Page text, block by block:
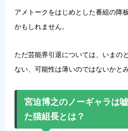
アメトークをはじめとした番組の降
かもしれません。
ただ芸能界引退については、いまの
ない、可能性は薄いのではないかと
宮迫博之のノーギャラは
た猫組長とは？